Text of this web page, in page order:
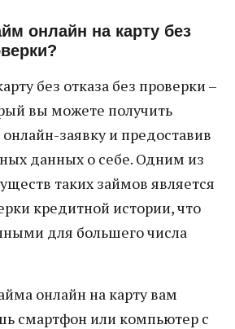
онлайн на карту без
без отказа без проверки –
вы можете получить
заявку и предоставив
данных о себе. Одним из
таких займов является
кредитной истории, что
для большего числа
онлайн на карту вам
смартфон или компьютер с